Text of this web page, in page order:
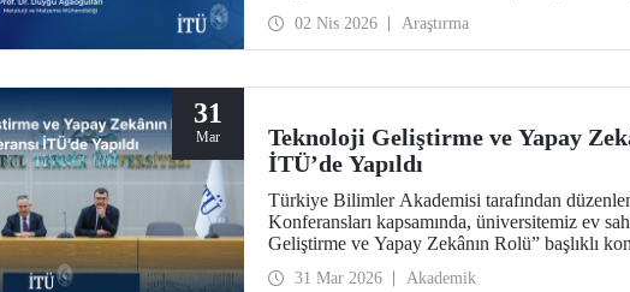
hazırlanmasında sürdürülebilir ve yenilikçi
çıkıyor.
02 Nis 2026 Araştırma
31
Mar
Teknoloji Geliştirme ve Yapay
İTÜ’de Yapıldı
Türkiye Bilimler Akademisi tarafından
Konferansları kapsamında, üniversitemiz ev
Geliştirme ve Yapay Zekânın Rolü” başlıklı
31 Mar 2026 Akademik